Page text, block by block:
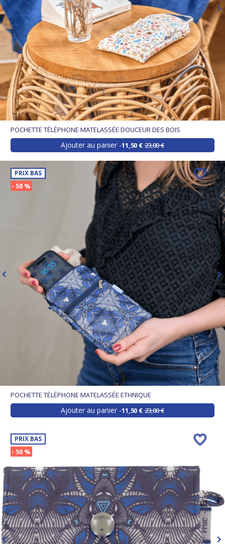
POCHETTE TÉLÉPHONE MATELASSÉE DOUCEUR DES BOIS
Ajouter au panier 11,50 € 23,00 €
PRIX BAS
- 50 %
POCHETTE TÉLÉPHONE MATELASSÉE ETHNIQUE
Ajouter au panier 11,50 € 23,00 €
PRIX BAS
- 50 %